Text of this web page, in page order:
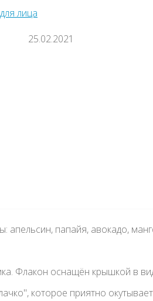
лица
25.02.2021
апельсин, папайя, авокадо,
Флакон оснащён крышкой в
которое приятно